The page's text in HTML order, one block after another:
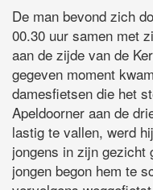
De man bevond zich
00.30 uur samen met
aan de zijde van de
gegeven moment
damesfietsen die het
Apeldoorner aan de
lastig te vallen, werd
jongens in zijn gezicht
jongen begon hem te